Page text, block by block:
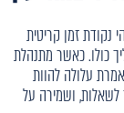
נקודת זמן קריטית
כולו. כאשר מתנהלת
עלולה להוות
לשאלות, ושמירה על